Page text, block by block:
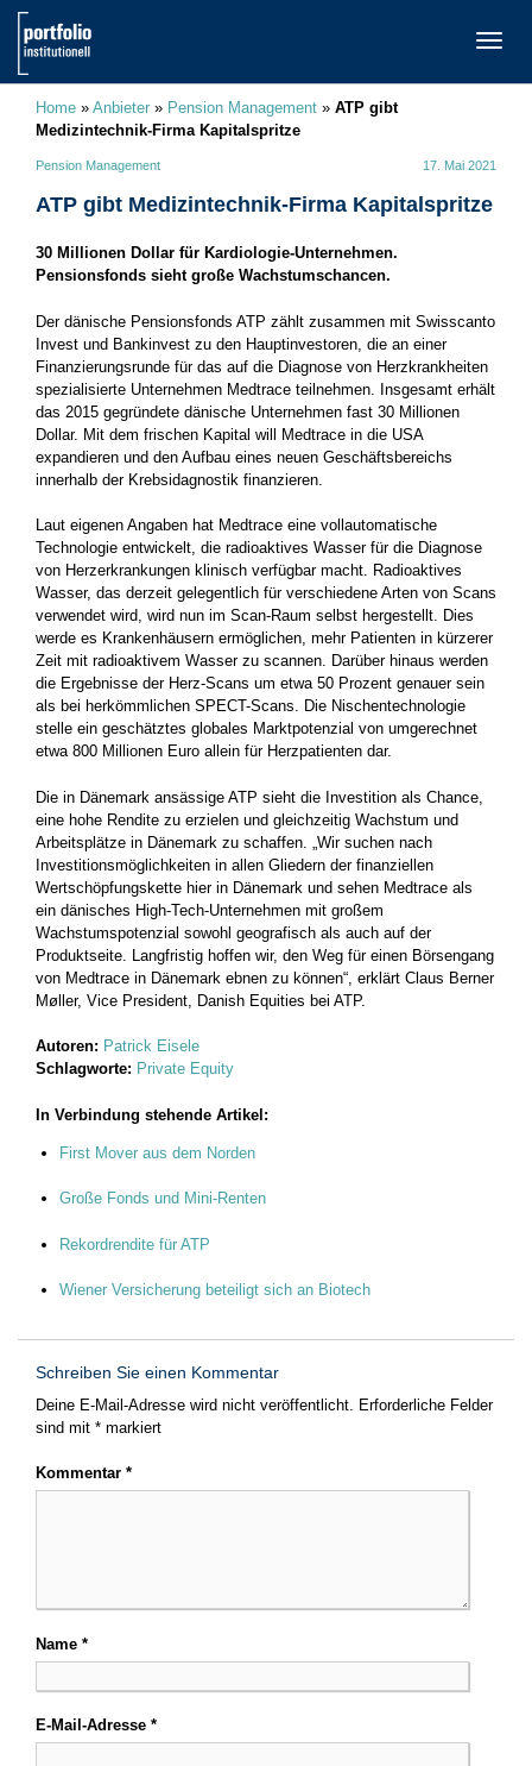
Home » Anbieter » Pension Management » ATP gibt
Medizintechnik-Firma Kapitalspritze
Pension Management 17. Mai 2021
ATP gibt Medizintechnik-Firma Kapitalspritze
30 Millionen Dollar für Kardiologie-Unternehmen.
Pensionsfonds sieht große Wachstumschancen.
Der dänische Pensionsfonds ATP zählt zusammen mit Swisscanto
Invest und Bankinvest zu den Hauptinvestoren, die an einer
Finanzierungsrunde für das auf die Diagnose von Herzkrankheiten
spezialisierte Unternehmen Medtrace teilnehmen. Insgesamt erhält
das 2015 gegründete dänische Unternehmen fast 30 Millionen
Dollar. Mit dem frischen Kapital will Medtrace in die USA
expandieren und den Aufbau eines neuen Geschäftsbereichs
innerhalb der Krebsidagnostik finanzieren.
Laut eigenen Angaben hat Medtrace eine vollautomatische
Technologie entwickelt, die radioaktives Wasser für die Diagnose
von Herzerkrankungen klinisch verfügbar macht. Radioaktives
Wasser, das derzeit gelegentlich für verschiedene Arten von Scans
verwendet wird, wird nun im Scan-Raum selbst hergestellt. Dies
werde es Krankenhäusern ermöglichen, mehr Patienten in kürzerer
Zeit mit radioaktivem Wasser zu scannen. Darüber hinaus werden
die Ergebnisse der Herz-Scans um etwa 50 Prozent genauer sein
als bei herkömmlichen SPECT-Scans. Die Nischentechnologie
stelle ein geschätztes globales Marktpotenzial von umgerechnet
etwa 800 Millionen Euro allein für Herzpatienten dar.
Die in Dänemark ansässige ATP sieht die Investition als Chance,
eine hohe Rendite zu erzielen und gleichzeitig Wachstum und
Arbeitsplätze in Dänemark zu schaffen. „Wir suchen nach
Investitionsmöglichkeiten in allen Gliedern der finanziellen
Wertschöpfungskette hier in Dänemark und sehen Medtrace als
ein dänisches High-Tech-Unternehmen mit großem
Wachstumspotenzial sowohl geografisch als auch auf der
Produktseite. Langfristig hoffen wir, den Weg für einen Börsengang
von Medtrace in Dänemark ebnen zu können“, erklärt Claus Berner
Møller, Vice President, Danish Equities bei ATP.
Autoren: Patrick Eisele
Schlagworte: Private Equity
In Verbindung stehende Artikel:
First Mover aus dem Norden
Große Fonds und Mini-Renten
Rekordrendite für ATP
Wiener Versicherung beteiligt sich an Biotech
Schreiben Sie einen Kommentar
Deine E-Mail-Adresse wird nicht veröffentlicht. Erforderliche Felder
sind mit * markiert
Kommentar *
Name *
E-Mail-Adresse *